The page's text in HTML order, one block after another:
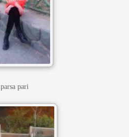
parsa pari